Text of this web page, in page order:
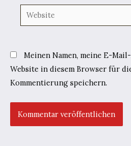
Website
Meinen Namen, meine E-
Website in diesem Browser für
Kommentierung speichern.